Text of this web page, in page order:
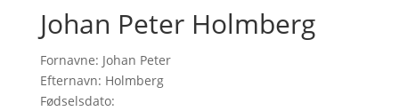
Johan Peter Holmberg
Fornavne: Johan Peter
Efternavn: Holmberg
Fødselsdato: